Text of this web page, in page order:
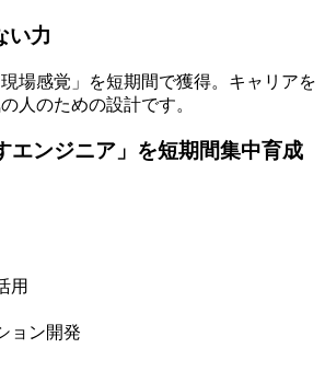
い力
現場感覚」を短期間で獲得。キャリアを
人のための設計です。
エンジニア」を短期間集中育成
用
ョン開発